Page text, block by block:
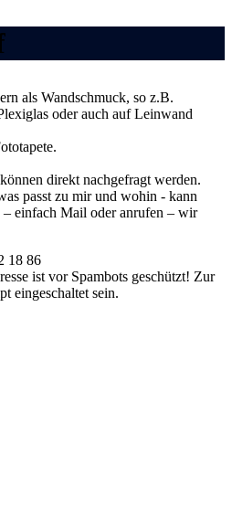
als Wandschmuck, so z.B.
oder auch auf Leinwand
direkt nachgefragt werden.
passt zu mir und wohin - kann
einfach Mail oder anrufen – wir
18 86
ist vor Spambots geschützt! Zur
eingeschaltet sein.